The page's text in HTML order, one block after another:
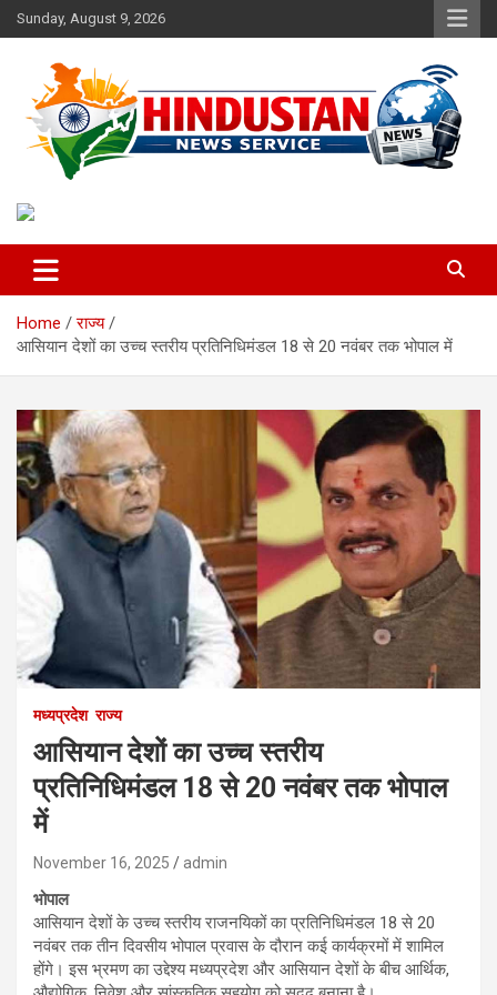
Skip
to
Sunday, August 9, 2026
Hindustan News Service
Home
राज्य
आसियान देशों का उच्च स्तरीय प्रतिनिधिमंडल 18 से 20 नवंबर तक भोपाल में
मध्यप्रदेश राज्य
आसियान देशों का उच्च स्तरीय
प्रतिनिधिमंडल 18 से 20 नवंबर तक भोपाल
में
November 16, 2025 admin
भोपाल
आसियान देशों के उच्च स्तरीय राजनयिकों का प्रतिनिधिमंडल 18 से 20
नवंबर तक तीन दिवसीय भोपाल प्रवास के दौरान कई कार्यक्रमों में शामिल
होंगे। इस भ्रमण का उद्देश्य मध्यप्रदेश और आसियान देशों के बीच आर्थिक,